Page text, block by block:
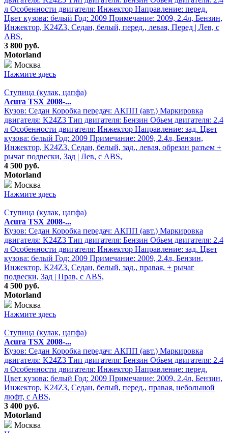
л Особенности двигателя: Инжектор Направление: перед.
Цвет кузова: белый Год: 2009 Примечание: 2009, 2.4л, Бензин,
Инжектор, K24Z3, Седан, белый, перед., левая, Перед | Лев, с
ABS,
3 800 руб.
Motorland
Москва
Нажмите здесь
Ступица (кулак, цапфа)
Acura TSX 2008-...
Кузов: Седан Коробка передач: АКПП (авт.) Маркировка
двигателя: K24Z3 Тип двигателя: Бензин Обьем двигателя: 2.4
л Особенности двигателя: Инжектор Направление: зад. Цвет
кузова: белый Год: 2009 Примечание: 2009, 2.4л, Бензин,
Инжектор, K24Z3, Седан, белый, зад., левая, обрезан разъем +
рычаг подвески, Зад | Лев, с ABS,
4 500 руб.
Motorland
Москва
Нажмите здесь
Ступица (кулак, цапфа)
Acura TSX 2008-...
Кузов: Седан Коробка передач: АКПП (авт.) Маркировка
двигателя: K24Z3 Тип двигателя: Бензин Обьем двигателя: 2.4
л Особенности двигателя: Инжектор Направление: зад. Цвет
кузова: белый Год: 2009 Примечание: 2009, 2.4л, Бензин,
Инжектор, K24Z3, Седан, белый, зад., правая, + рычаг
подвески, Зад | Прав, с ABS,
4 500 руб.
Motorland
Москва
Нажмите здесь
Ступица (кулак, цапфа)
Acura TSX 2008-...
Кузов: Седан Коробка передач: АКПП (авт.) Маркировка
двигателя: K24Z3 Тип двигателя: Бензин Обьем двигателя: 2.4
л Особенности двигателя: Инжектор Направление: перед.
Цвет кузова: белый Год: 2009 Примечание: 2009, 2.4л, Бензин,
Инжектор, K24Z3, Седан, белый, перед., правая, небольшой
люфт, с ABS,
3 400 руб.
Motorland
Москва